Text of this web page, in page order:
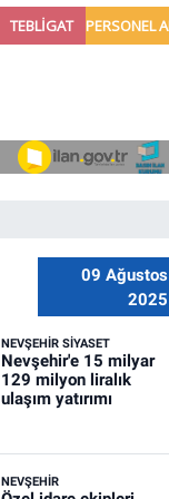
09 Ağustos
2025
NEVŞEHIR SIYASET
Nevşehir'e 15 milyar
129 milyon liralık
ulaşım yatırımı
NEVŞEHIR